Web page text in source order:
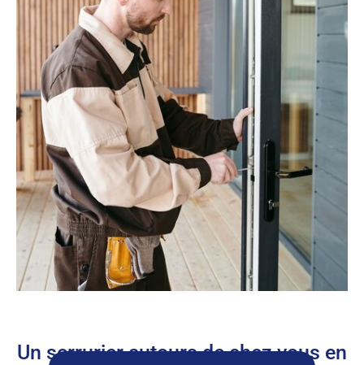
Un serrurier autours de chez vous en